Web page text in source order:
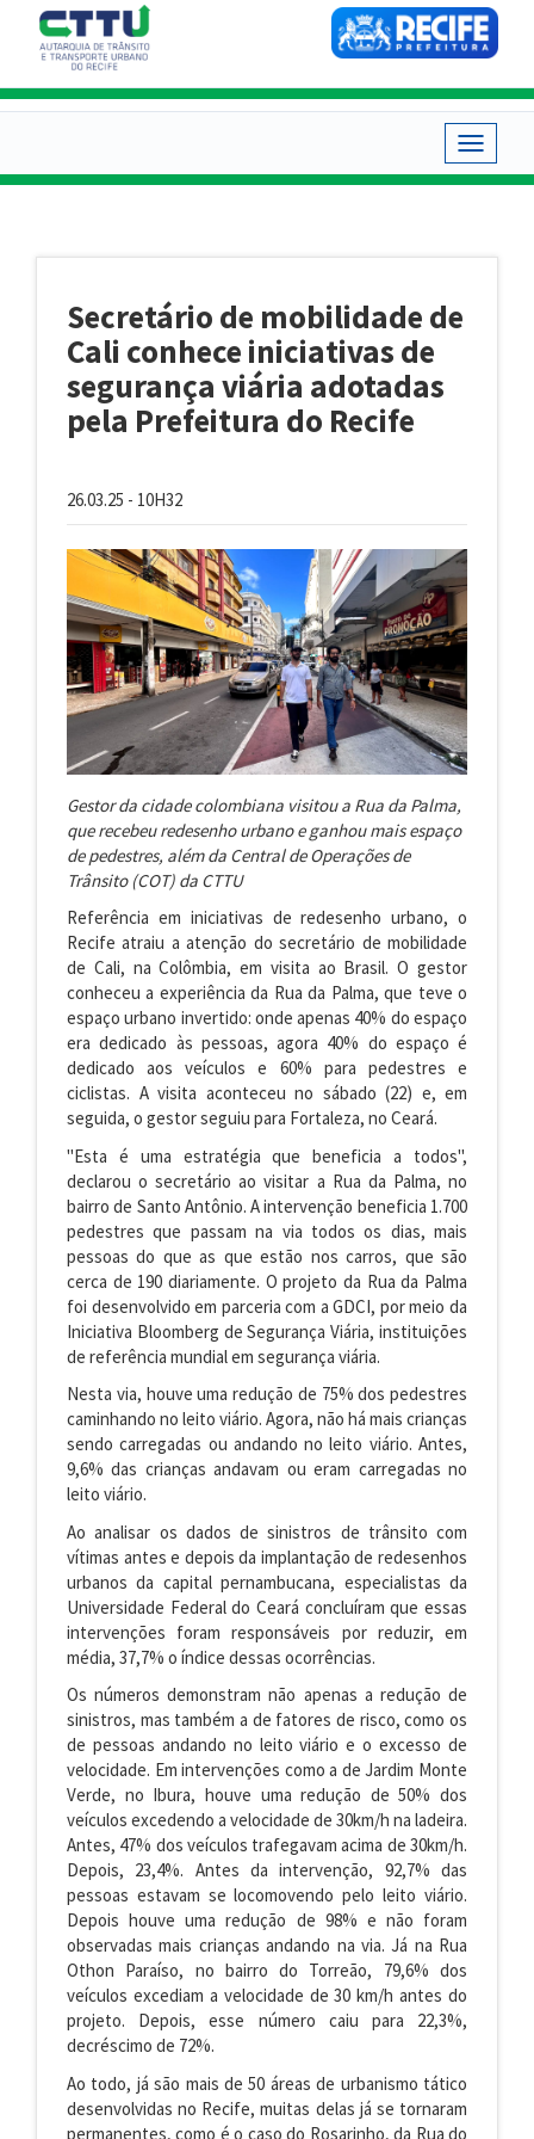
conteúdo
principal
Toggle
Secretário de mobilidade de
Cali conhece iniciativas de
segurança viária adotadas
pela Prefeitura do Recife
26.03.25 - 10H32
Gestor da cidade colombiana visitou a Rua da Palma,
que recebeu redesenho urbano e ganhou mais espaço
de pedestres, além da Central de Operações de
Trânsito (COT) da CTTU
Referência em iniciativas de redesenho urbano, o
Recife atraiu a atenção do secretário de mobilidade
de Cali, na Colômbia, em visita ao Brasil. O gestor
conheceu a experiência da Rua da Palma, que teve o
espaço urbano invertido: onde apenas 40% do espaço
era dedicado às pessoas, agora 40% do espaço é
dedicado aos veículos e 60% para pedestres e
ciclistas. A visita aconteceu no sábado (22) e, em
seguida, o gestor seguiu para Fortaleza, no Ceará.
"Esta é uma estratégia que beneficia a todos",
declarou o secretário ao visitar a Rua da Palma, no
bairro de Santo Antônio. A intervenção beneficia 1.700
pedestres que passam na via todos os dias, mais
pessoas do que as que estão nos carros, que são
cerca de 190 diariamente. O projeto da Rua da Palma
foi desenvolvido em parceria com a GDCI, por meio da
Iniciativa Bloomberg de Segurança Viária, instituições
de referência mundial em segurança viária.
Nesta via, houve uma redução de 75% dos pedestres
caminhando no leito viário. Agora, não há mais crianças
sendo carregadas ou andando no leito viário. Antes,
9,6% das crianças andavam ou eram carregadas no
leito viário.
Ao analisar os dados de sinistros de trânsito com
vítimas antes e depois da implantação de redesenhos
urbanos da capital pernambucana, especialistas da
Universidade Federal do Ceará concluíram que essas
intervenções foram responsáveis por reduzir, em
média, 37,7% o índice dessas ocorrências.
Os números demonstram não apenas a redução de
sinistros, mas também a de fatores de risco, como os
de pessoas andando no leito viário e o excesso de
velocidade. Em intervenções como a de Jardim Monte
Verde, no Ibura, houve uma redução de 50% dos
veículos excedendo a velocidade de 30km/h na ladeira.
Antes, 47% dos veículos trafegavam acima de 30km/h.
Depois, 23,4%. Antes da intervenção, 92,7% das
pessoas estavam se locomovendo pelo leito viário.
Depois houve uma redução de 98% e não foram
observadas mais crianças andando na via. Já na Rua
Othon Paraíso, no bairro do Torreão, 79,6% dos
veículos excediam a velocidade de 30 km/h antes do
projeto. Depois, esse número caiu para 22,3%,
decréscimo de 72%.
Ao todo, já são mais de 50 áreas de urbanismo tático
desenvolvidas no Recife, muitas delas já se tornaram
permanentes, como é o caso do Rosarinho, da Rua do